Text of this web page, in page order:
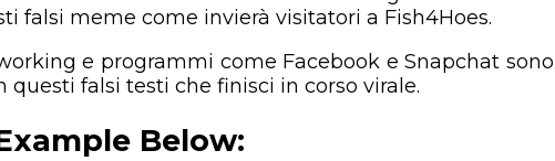
falsi meme come invierà visitatori a Fish4Hoes.
e programmi come Facebook e Snapchat sono
questi falsi testi che finisci in corso virale.
Below: